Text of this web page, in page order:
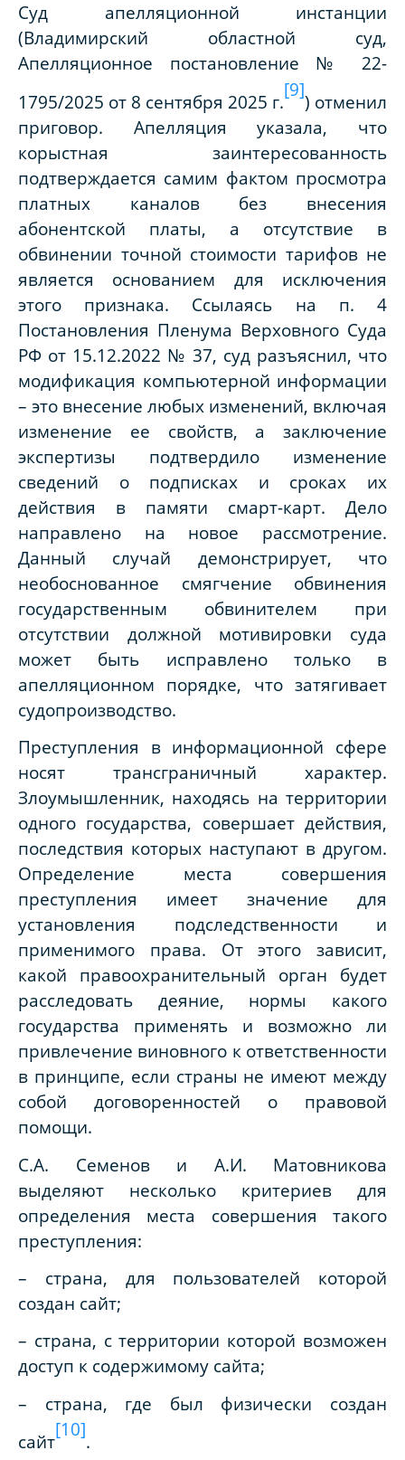
Суд апелляционной инстанции
(Владимирский областной суд,
Апелляционное постановление № 22-
1795/2025 от 8 сентября 2025 г.
[9]
) отменил
приговор. Апелляция указала, что
корыстная заинтересованность
подтверждается самим фактом просмотра
платных каналов без внесения
абонентской платы, а отсутствие в
обвинении точной стоимости тарифов не
является основанием для исключения
этого признака. Ссылаясь на п. 4
Постановления Пленума Верховного Суда
РФ от 15.12.2022 № 37, суд разъяснил, что
модификация компьютерной информации
– это внесение любых изменений, включая
изменение ее свойств, а заключение
экспертизы подтвердило изменение
сведений о подписках и сроках их
действия в памяти смарт-карт. Дело
направлено на новое рассмотрение.
Данный случай демонстрирует, что
необоснованное смягчение обвинения
государственным обвинителем при
отсутствии должной мотивировки суда
может быть исправлено только в
апелляционном порядке, что затягивает
судопроизводство.
Преступления в информационной сфере
носят трансграничный характер.
Злоумышленник, находясь на территории
одного государства, совершает действия,
последствия которых наступают в другом.
Определение места совершения
преступления имеет значение для
установления подследственности и
применимого права. От этого зависит,
какой правоохранительный орган будет
расследовать деяние, нормы какого
государства применять и возможно ли
привлечение виновного к ответственности
в принципе, если страны не имеют между
собой договоренностей о правовой
помощи.
С.А. Семенов и А.И. Матовникова
выделяют несколько критериев для
определения места совершения такого
преступления:
– страна, для пользователей которой
создан сайт;
– страна, с территории которой возможен
доступ к содержимому сайта;
– страна, где был физически создан
сайт
[10]
.